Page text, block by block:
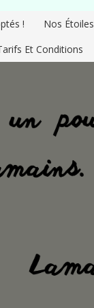
!
Nos Étoiles
Et Conditions